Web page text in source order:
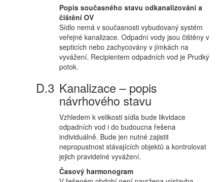
Popis současného stavu odkanalizování a
čištění OV
Sídlo nemá v současnosti vybudovaný systém
veřejné kanalizace. Odpadní vody jsou čištěny v
septicích nebo zachycovány v jímkách na
vyvážení. Recipientem odpadních vod je Prudký
potok.
Kanalizace – popis
návrhového stavu
Vzhledem k velikosti sídla bude likvidace
odpadních vod i do budoucna řešena
individuálně. Bude jen nutné zajistit
nepropustnost stávajících objektů a kontrolovat
jejich pravidelné vyvážení.
Časový harmonogram